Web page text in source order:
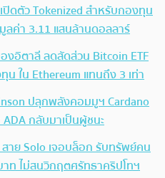
ปิดตัว Tokenized สำหรับกองทุน
ลค่า 3.11 แสนล้านดอลลาร์
อิตาลี ลดสัดส่วน Bitcoin ETF
น ใน Ethereum แทนถึง 3 เท่า
ปลุกพลังคอมมูฯ Cardano
กลับมาเป็นผู้ชนะ
าย Solo เจอบล็อก รับทรัพย์คน
าท ไม่สนวิกฤตศรัทธาคริปโทฯ